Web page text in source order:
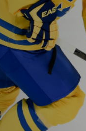
Амур
Барыс
Салават
Сибирь